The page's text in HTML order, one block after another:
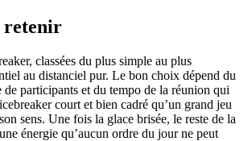
retenir
classées du plus simple au plus
au distanciel pur. Le bon choix dépend du
participants et du tempo de la réunion qui
court et bien cadré qu’un grand jeu
sens. Une fois la glace brisée, le reste de la
énergie qu’aucun ordre du jour ne peut